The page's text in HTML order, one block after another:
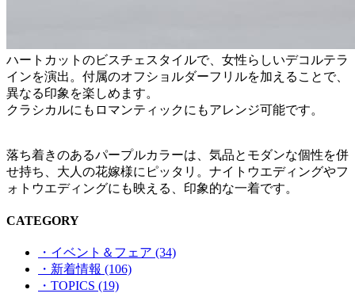
ハートカットのビスチェスタイルで、女性らしいデコルテラ
インを演出。付属のオフショルダーフリルを加えることで、
異なる印象を楽しめます。
クラシカルにもロマンティックにもアレンジ可能です。
落ち着きのあるパープルカラーは、気品とモダンな個性を併
せ持ち、大人の花嫁様にピッタリ。ナイトウエディングやフ
ォトウエディングにも映える、印象的な一着です。
CATEGORY
・イベント＆フェア (34)
・新着情報 (106)
・TOPICS (19)